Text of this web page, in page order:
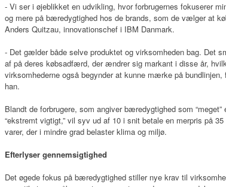
- Vi ser i øjeblikket en udvikling, hvor forbrugernes fokuserer
og mere på bæredygtighed hos de brands, som de vælger at
Anders Quitzau, innovationschef i IBM Danmark.
- Det gælder både selve produktet og virksomheden bag. Det
af på deres købsadfærd, der ændrer sig markant i disse år,
virksomhederne også begynder at kunne mærke på
han.
Blandt de forbrugere, som angiver bæredygtighed som “meget”
“ekstremt vigtigt,” vil syv ud af 10 i snit betale en merpris på
varer, der i mindre grad belaster klima og miljø.
Efterlyser gennemsigtighed
Det øgede fokus på bæredygtighed stiller nye krav til